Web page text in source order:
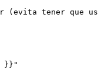
(evita tener que
}}"